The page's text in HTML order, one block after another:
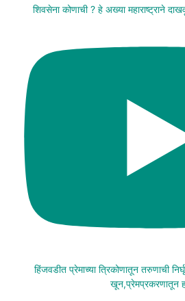
शिवसेना कोणाची ? हे अख्या महाराष्ट्राने
हिंजवडीत प्रेमाच्या त्रिकोणातून तरुणाची
खून,प्रेमप्रकरणातून